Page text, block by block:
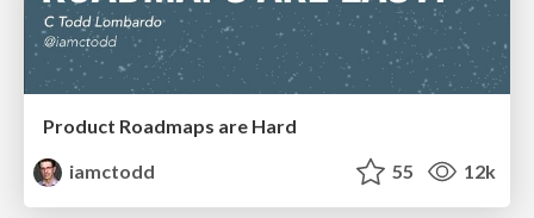
Product Roadmaps are Hard
iamctodd
55 12k